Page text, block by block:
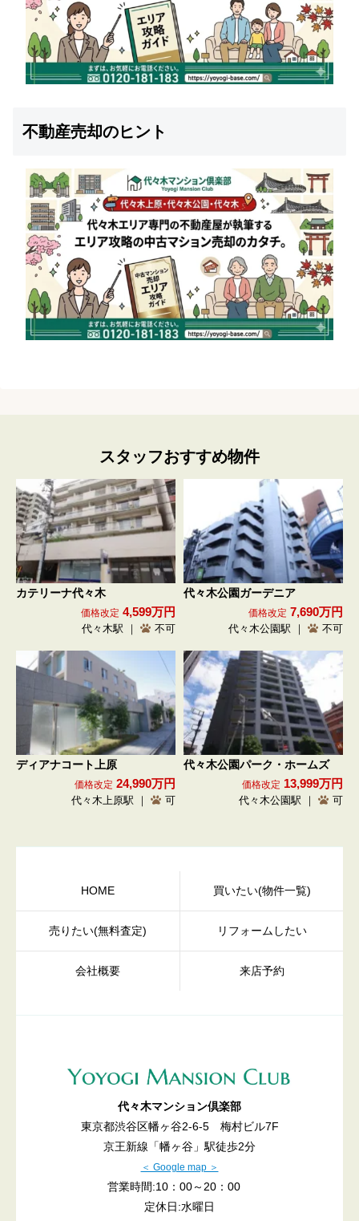
不動産売却のヒント
スタッフおすすめ物件
カテリーナ代々木
価格改定 4,599万円
代々木駅 ｜ 不可
代々木公園ガーデニア
価格改定 7,690万円
代々木公園駅 ｜ 不可
ディアナコート上原
価格改定 24,990万円
代々木上原駅 ｜ 可
代々木公園パーク・ホームズ
価格改定 13,999万円
代々木公園駅 ｜ 可
HOME 買いたい(物件一覧)
売りたい(無料査定) リフォームしたい
会社概要 来店予約
代々木マンション倶楽部
東京都渋谷区幡ヶ谷2-6-5 梅村ビル7F
京王新線「幡ヶ谷」駅徒歩2分
＜ Google map ＞
営業時間:10：00～20：00
定休日:水曜日